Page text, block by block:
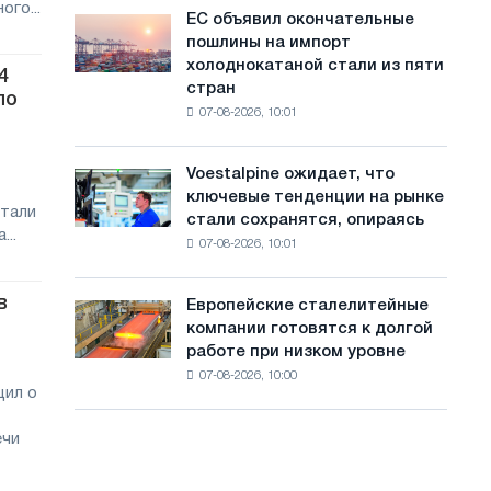
с
а
о
трамвайных
путей
объявил
окончательные
холоднокатаной
стали
из
ЕС объявил окончательные
пошлины на импорт
холоднокатаной стали из пяти
стран
07-08-2026, 10:01
Voestalpine
ожидает,
что
рынке
стали
на
Voestalpine ожидает, что
ключевые тенденции на рынке
стали сохранятся, опираясь
07-08-2026, 10:01
Европейские
сталелитейные
компании
Европейские сталелитейные
компании готовятся к долгой
работе при низком уровне
07-08-2026, 10:00